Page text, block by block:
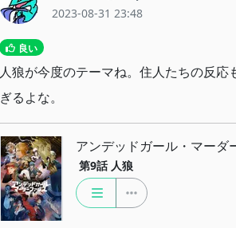
2023-08-31 23:48
良い
人狼が今度のテーマね。住人たちの反
ぎるよな。
アンデッドガール・マーダ
第9話 人狼